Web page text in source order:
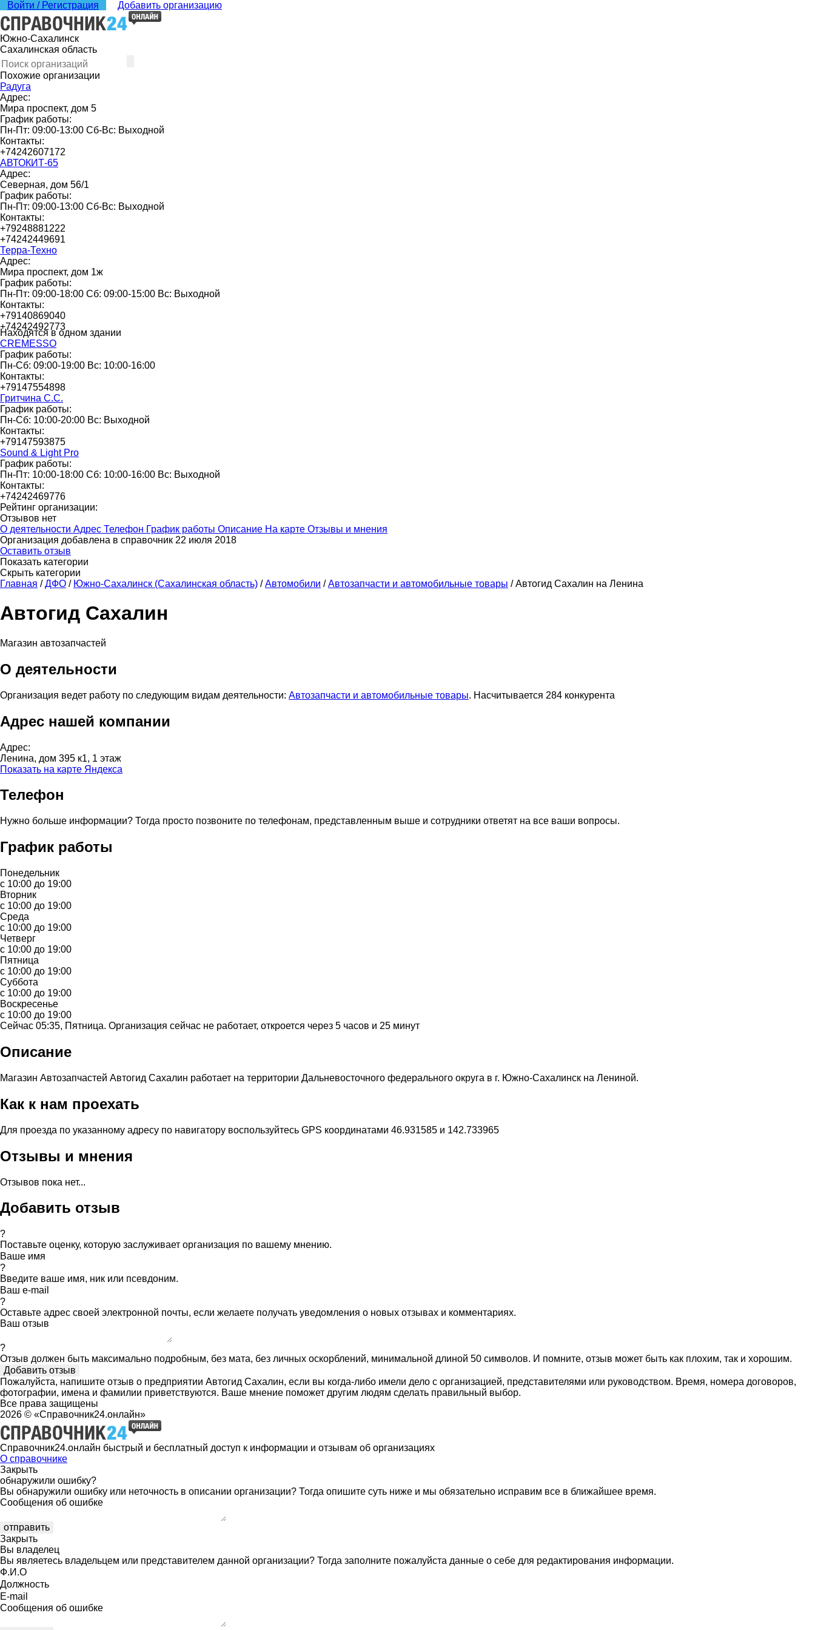
Войти / Регистрация Добавить организацию
Южно-Сахалинск
Сахалинская область
Похожие организации
Радуга
Адрес:
Мира проспект, дом 5
График работы:
Пн-Пт: 09:00-13:00 Сб-Вс: Выходной
Контакты:
+74242607172
АВТОКИТ-65
Адрес:
Северная, дом 56/1
График работы:
Пн-Пт: 09:00-13:00 Сб-Вс: Выходной
Контакты:
+79248881222
+74242449691
Терра-Техно
Адрес:
Мира проспект, дом 1ж
График работы:
Пн-Пт: 09:00-18:00 Сб: 09:00-15:00 Вс: Выходной
Контакты:
+79140869040
+74242492773
Находятся в одном здании
CREMESSO
График работы:
Пн-Сб: 09:00-19:00 Вс: 10:00-16:00
Контакты:
+79147554898
Гритчина С.С.
График работы:
Пн-Сб: 10:00-20:00 Вс: Выходной
Контакты:
+79147593875
Sound & Light Pro
График работы:
Пн-Пт: 10:00-18:00 Сб: 10:00-16:00 Вс: Выходной
Контакты:
+74242469776
Рейтинг организации:
Отзывов нет
О деятельности Адрес Телефон График работы Описание На карте Отзывы и мнения
Организация добавлена в справочник 22 июля 2018
Оставить отзыв
Показать категории
Скрыть категории
Главная / ДФО / Южно-Сахалинск (Сахалинская область) / Автомобили / Автозапчасти и автомобильные товары / Автогид Сахалин на Ленина
Автогид Сахалин
Магазин автозапчастей
О деятельности
Организация ведет работу по следующим видам деятельности: Автозапчасти и автомобильные товары. Насчитывается 284 конкурента
Адрес нашей компании
Адрес:
Ленина, дом 395 к1, 1 этаж
Показать на карте Яндекса
Телефон
Нужно больше информации? Тогда просто позвоните по телефонам, представленным выше и сотрудники ответят на все ваши вопросы.
График работы
Понедельник
с 10:00 до 19:00
Вторник
с 10:00 до 19:00
Среда
с 10:00 до 19:00
Четверг
с 10:00 до 19:00
Пятница
с 10:00 до 19:00
Суббота
с 10:00 до 19:00
Воскресенье
с 10:00 до 19:00
Сейчас 05:35, Пятница. Организация сейчас не работает, откроется через 5 часов и 25 минут
Описание
Магазин Автозапчастей Автогид Сахалин работает на территории Дальневосточного федерального округа в г. Южно-Сахалинск на Лениной.
Как к нам проехать
Для проезда по указанному адресу по навигатору воспользуйтесь GPS координатами 46.931585 и 142.733965
Отзывы и мнения
Отзывов пока нет...
Добавить отзыв
?
Поставьте оценку, которую заслуживает организация по вашему мнению.
Ваше имя
?
Введите ваше имя, ник или псевдоним.
Ваш e-mail
?
Оставьте адрес своей электронной почты, если желаете получать уведомления о новых отзывах и комментариях.
Ваш отзыв
?
Отзыв должен быть максимально подробным, без мата, без личных оскорблений, минимальной длиной 50 символов. И помните, отзыв может быть как плохим, так и хорошим.
Пожалуйста, напишите отзыв о предприятии Автогид Сахалин, если вы когда-либо имели дело с организацией, представителями или руководством. Время, номера договоров,
фотографии, имена и фамилии приветствуются. Ваше мнение поможет другим людям сделать правильный выбор.
Все права защищены
2026 © «Справочник24.онлайн»
Справочник24.онлайн быстрый и бесплатный доступ к информации и отзывам об организациях
О справочнике
Закрыть
обнаружили ошибку?
Вы обнаружили ошибку или неточность в описании организации? Тогда опишите суть ниже и мы обязательно исправим все в ближайшее время.
Сообщения об ошибке
Закрыть
Вы владелец
Вы являетесь владельцем или представителем данной организации? Тогда заполните пожалуйста данные о себе для редактирования информации.
Ф.И.О
Должность
E-mail
Сообщения об ошибке